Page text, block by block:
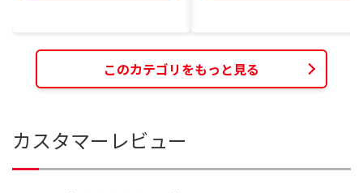
このカテゴリをもっと見る
カスタマーレビュー